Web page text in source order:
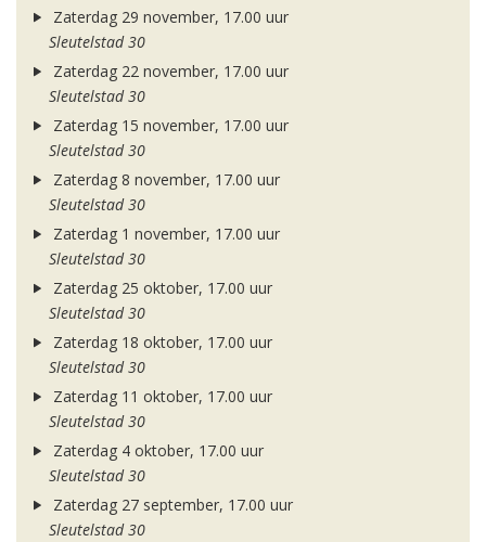
Zaterdag 29 november, 17.00 uur
Sleutelstad 30
Zaterdag 22 november, 17.00 uur
Sleutelstad 30
Zaterdag 15 november, 17.00 uur
Sleutelstad 30
Zaterdag 8 november, 17.00 uur
Sleutelstad 30
Zaterdag 1 november, 17.00 uur
Sleutelstad 30
Zaterdag 25 oktober, 17.00 uur
Sleutelstad 30
Zaterdag 18 oktober, 17.00 uur
Sleutelstad 30
Zaterdag 11 oktober, 17.00 uur
Sleutelstad 30
Zaterdag 4 oktober, 17.00 uur
Sleutelstad 30
Zaterdag 27 september, 17.00 uur
Sleutelstad 30